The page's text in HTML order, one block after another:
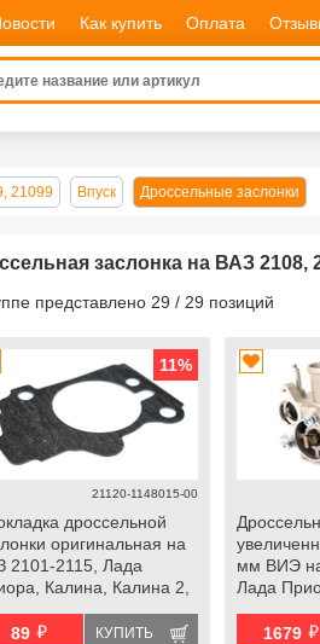
Как купить Оплата
21099 Впуск Дроссельные заслонки
заслонка на ВАЗ 2108,
представлено 29 / 29 позиций
11%
21120-1148015-00
дроссельной
оригинальная на
2101-2115, Лада
Калина, Калина 2,
Шевроле Нива
89 й КУПИТЬ
мм ВИЭ
Лада
1679 й